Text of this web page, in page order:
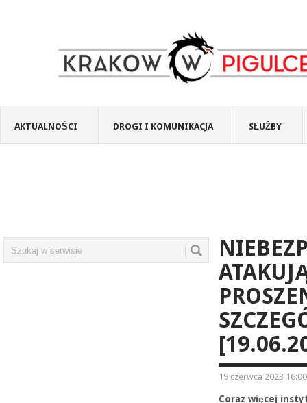
AKTUALNOŚCI DROGI I KOMUNIKACJA SŁUŻBY
19 czerwca 2023 16:00
Coraz więcej